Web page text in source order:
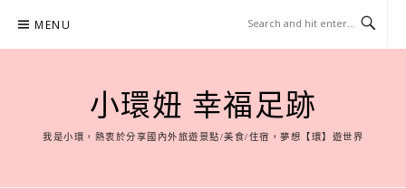
content
MENU
小環妞 幸福足跡
我是小環，熱衷於分享國內外旅遊景點/美食/住宿，夢想【環】遊世界